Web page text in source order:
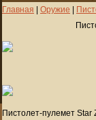
Главная | Оружие |
Пистолет-пулемет Star